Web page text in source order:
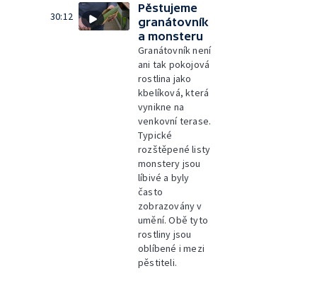
30:12
Pěstujeme
granátovník
a monsteru
Granátovník není
ani tak pokojová
rostlina jako
kbelíková, která
vynikne na
venkovní terase.
Typické
rozštěpené listy
monstery jsou
líbivé a byly
často
zobrazovány v
umění. Obě tyto
rostliny jsou
oblíbené i mezi
pěstiteli.